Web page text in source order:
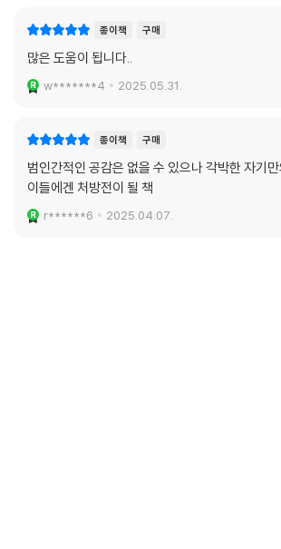
종이책 구매
많은 도움이 됩니다..
w*******4 2025.05.31.
종이책 구매
범인간적인 공감은 없을 수 있으나 각박한 자기
이들에겐 처방전이 될 책
r******6 2025.04.07.